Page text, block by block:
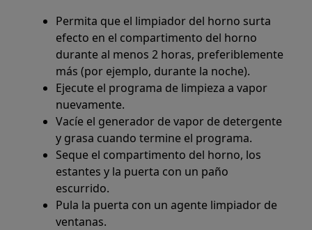
Permita que el limpiador del horno surta
efecto en el compartimento del horno
durante al menos 2 horas, preferiblemente
más (por ejemplo, durante la noche).
Ejecute el programa de limpieza a vapor
nuevamente.
Vacíe el generador de vapor de detergente
y grasa cuando termine el programa.
Seque el compartimento del horno, los
estantes y la puerta con un paño
escurrido.
Pula la puerta con un agente limpiador de
ventanas.